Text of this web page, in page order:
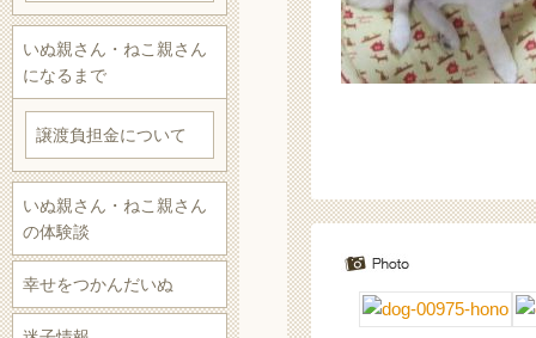
いぬ親さん・ねこ親さん
になるまで
譲渡負担金について
いぬ親さん・ねこ親さん
の体験談
幸せをつかんだいぬ